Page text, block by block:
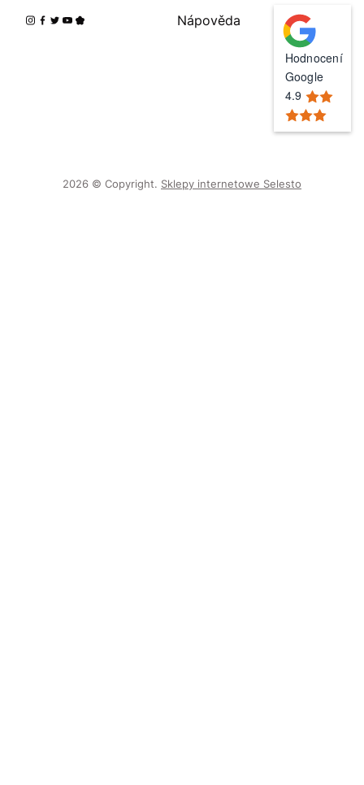
Nápověda
Hodnocení
Google
4.9
2026 © Copyright. Sklepy internetowe Selesto